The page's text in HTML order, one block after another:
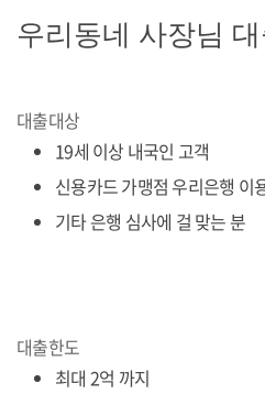
우리동네 사장님
대출대상
19세 이상 내국인 고객
신용카드 가맹점 우리은행 이
기타 은행 심사에 걸 맞는 분
대출한도
최대 2억 까지